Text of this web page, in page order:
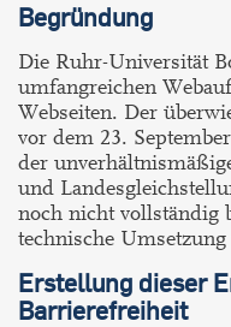
Begründung
Die Ruhr-Universität
umfangreichen
Webseiten. Der
vor dem 23.
der
und
noch nicht vollständig
technische
Erstellung dieser
Barrierefreiheit